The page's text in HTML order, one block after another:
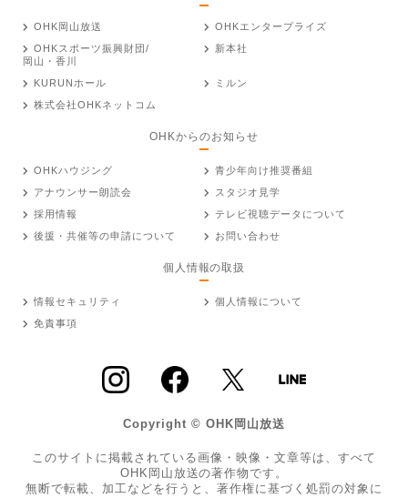
OHK岡山放送
OHKエンタープライズ
OHKスポーツ振興財団/
岡山・香川
新本社
KURUNホール
ミルン
株式会社OHKネットコム
OHKからのお知らせ
OHKハウジング
青少年向け推奨番組
アナウンサー朗読会
スタジオ見学
採用情報
テレビ視聴データについて
後援・共催等の申請について
お問い合わせ
個人情報の取扱
情報セキュリティ
個人情報について
免責事項
Copyright © OHK岡山放送
このサイトに掲載されている画像・映像・文章等は、すべて
OHK岡山放送の著作物です。
無断で転載、加工などを行うと、著作権に基づく処罰の対象に